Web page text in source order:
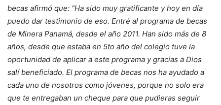
becas afirmó que: “Ha sido muy gratificante y hoy en día
puedo dar testimonio de eso. Entré al programa de becas
de Minera Panamá, desde el año 2011. Han sido más de 8
años, desde que estaba en 5to año del colegio tuve la
oportunidad de aplicar a este programa y gracias a Dios
salí beneficiado. El programa de becas nos ha ayudado a
cada uno de nosotros como jóvenes, porque no solo era
que te entregaban un cheque para que pudieras seguir